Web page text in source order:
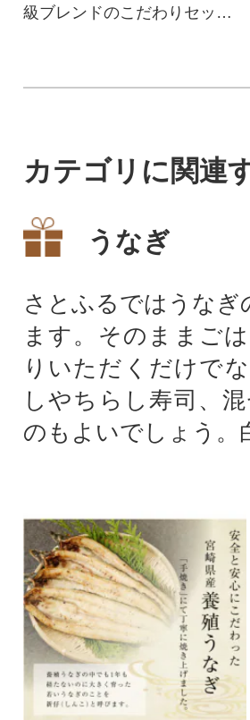
級ブレンドのこだわりセット
カテゴリに関連
うなぎ
さとふるではうなぎ
ます。そのままご
りいただくだけで
しやちらし寿司、
のもよいでしょう。